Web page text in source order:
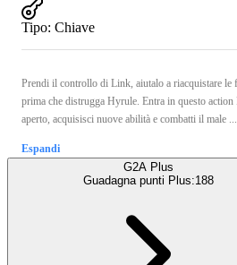
Tipo: Chiave
Prendi il controllo di Link, aiutalo a riacquistare le
prima che distrugga Hyrule. Entra in questo
aperto, acquisisci nuove abilità e combatti il male ...
Espandi
G2A Plus
Guadagna punti Plus:188